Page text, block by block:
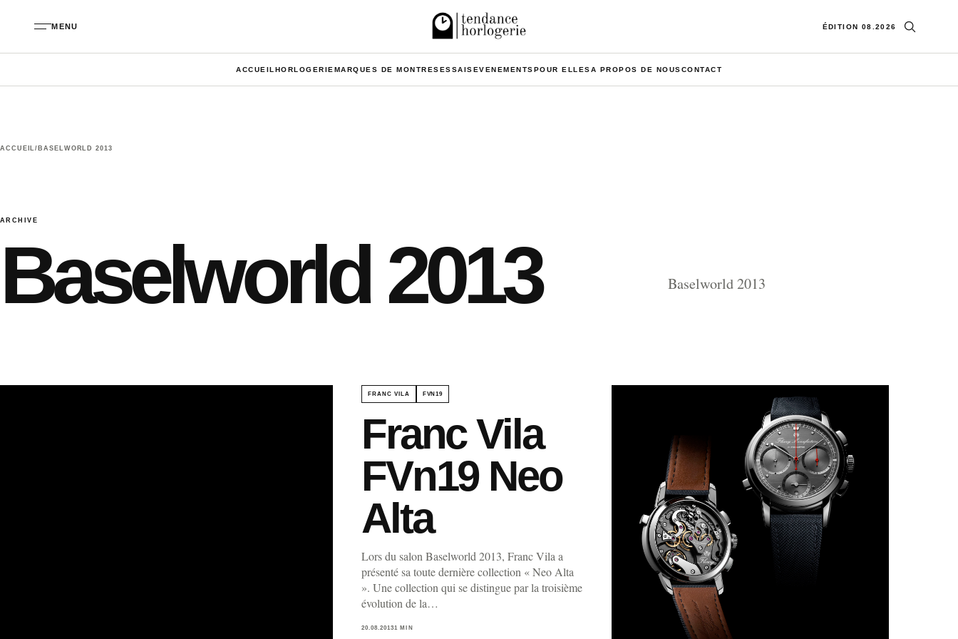
MENU ÉDITION 08.2026 Ouvrir la
ACCUEIL HORLOGERIE MARQUES DE MONTRESESSAISEVENEMENTSPOUR ELLESA PROPOS DE NOUSCONTACT
ACCUEIL/ BASELWORLD 2013
ARCHIVE
Baselworld 2013 Baselworld 2013
FRANC VILA FVN19
Franc Vila
FVn19 Neo
Alta
Lors du salon Baselworld 2013, Franc Vila a
présenté sa toute dernière collection « Neo Alta
». Une collection qui se distingue par la troisième
évolution de la…
20.08.20131 MIN